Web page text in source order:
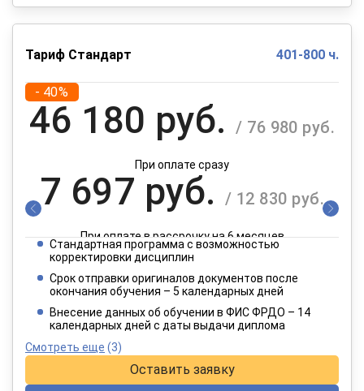
Тариф Стандарт 401-800 ч.
- 40%
46 180 руб. / 76 980 руб.
При оплате сразу
7 697 руб. / 12 830 руб.
При оплате в рассрочку на 6 месяцев
3 849 руб.
При оплате в рассрочку на 12 месяцев
Стандартная программа с возможностью
корректировки дисциплин
Срок отправки оригиналов документов после
окончания обучения – 5 календарных дней
Внесение данных об обучении в ФИС ФРДО – 14
календарных дней с даты выдачи диплома
Смотреть еще (3)
Оставить заявку